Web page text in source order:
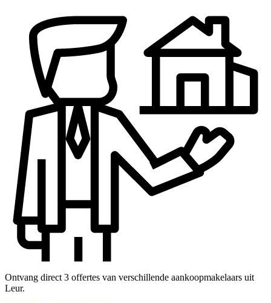
Ontvang direct 3 offertes van verschillende aankoopmakelaars uit
Leur.